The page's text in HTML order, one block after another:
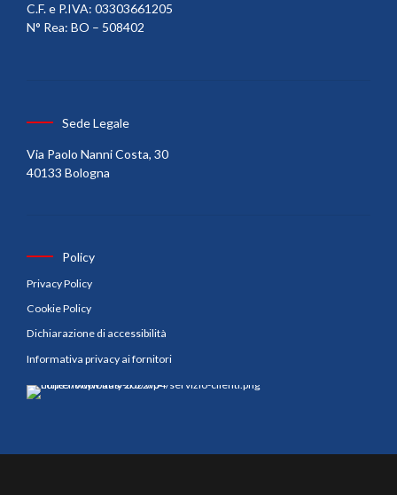
C.F. e P.IVA: 03303661205
N° Rea: BO – 508402
Sede Legale
Via Paolo Nanni Costa, 30
40133 Bologna
Policy
Privacy Policy
Cookie Policy
Dichiarazione di accessibilità
Informativa privacy ai fornitori